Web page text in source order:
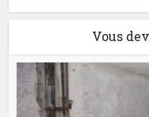
Vous